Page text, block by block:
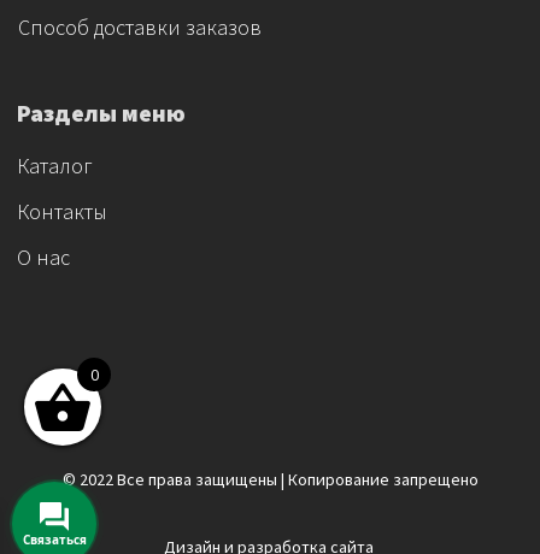
Способ доставки заказов
Разделы меню
Каталог
Контакты
О нас
© 2022 Все права защищены | Копирование запрещено
Дизайн и разработка сайта
0
Связаться